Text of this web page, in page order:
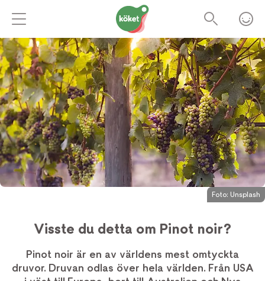
Foto: Unsplash
Visste du detta om Pinot noir?
Pinot noir är en av världens mest omtyckta
druvor. Druvan odlas över hela världen. Från USA